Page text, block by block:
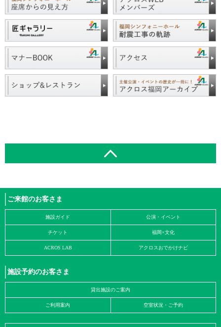
ご来館のお客さま
施設ガイド 公演・イベント
チケット 福岡×文化
ACROS LAB アクロスおでかけナビ
施設予約のお客さま
貸出施設のご案内
ご利用案内 空室状況・ご予約